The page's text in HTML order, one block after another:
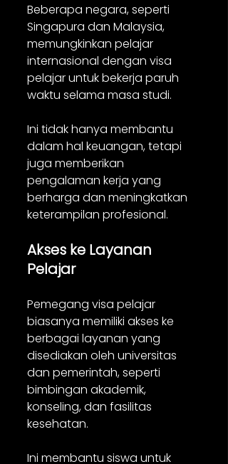
Beberapa negara, seperti
Singapura dan Malaysia,
memungkinkan pelajar
internasional dengan visa
pelajar untuk bekerja paruh
waktu selama masa studi.
Ini tidak hanya membantu
dalam hal keuangan, tetapi
juga memberikan
pengalaman kerja yang
berharga dan meningkatkan
keterampilan profesional.
Akses ke Layanan
Pelajar
Pemegang visa pelajar
biasanya memiliki akses ke
berbagai layanan yang
disediakan oleh universitas
dan pemerintah, seperti
bimbingan akademik,
konseling, dan fasilitas
kesehatan.
Ini membantu siswa untuk